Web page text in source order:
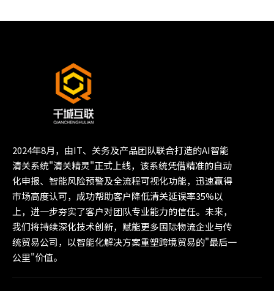
2024年8月，由IT、关务及产品团队联合打造的AI智能
清关系统"清关精灵"正式上线，该系统凭借精准的自动
化申报、智能风险预警及全流程可视化功能，迅速赢得
市场高度认可，成功帮助客户降低清关延误率35%以
上，进一步夯实了客户对团队专业能力的信任。未来，
我们将持续深化技术创新，赋能更多国际物流企业与传
统贸易公司，以智能化解决方案重塑跨境贸易的"最后一
公里"价值。